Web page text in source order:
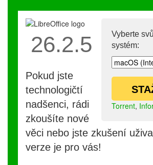
Vyberte
systém:
Torrent,
26.2.5
Pokud jste
technologičtí
nadšenci, rádi
zkoušíte nové
věci nebo jste zkušení
verze je pro vás!